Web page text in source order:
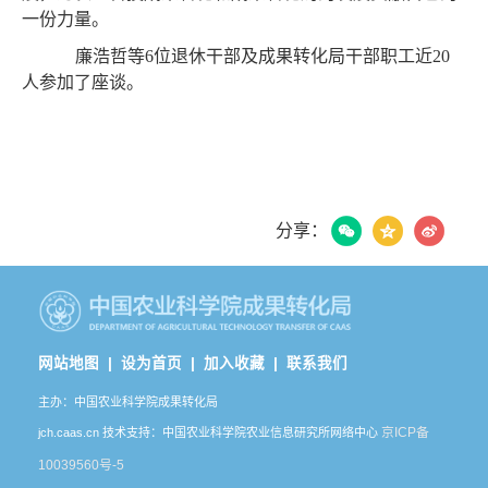
一份力量。
廉浩哲等6位退休干部及成果转化局干部职工近20
人参加了座谈。
分享：
网站地图 | 设为首页 | 加入收藏 | 联系我们
主办：中国农业科学院成果转化局
jch.caas.cn 技术支持：中国农业科学院农业信息研究所网络中心 京ICP备
10039560号-5